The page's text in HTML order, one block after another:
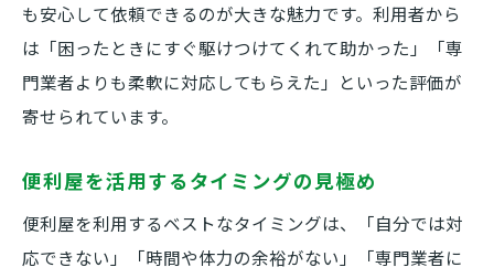
も安心して依頼できるのが大きな魅力です。利用者から
は「困ったときにすぐ駆けつけてくれて助かった」「専
門業者よりも柔軟に対応してもらえた」といった評価が
寄せられています。
便利屋を活用するタイミングの見極め
便利屋を利用するベストなタイミングは、「自分では対
応できない」「時間や体力の余裕がない」「専門業者に